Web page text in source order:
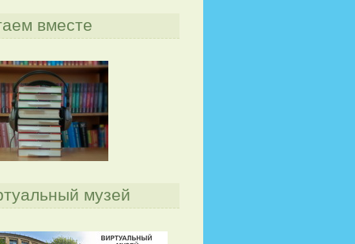
вместе
музей